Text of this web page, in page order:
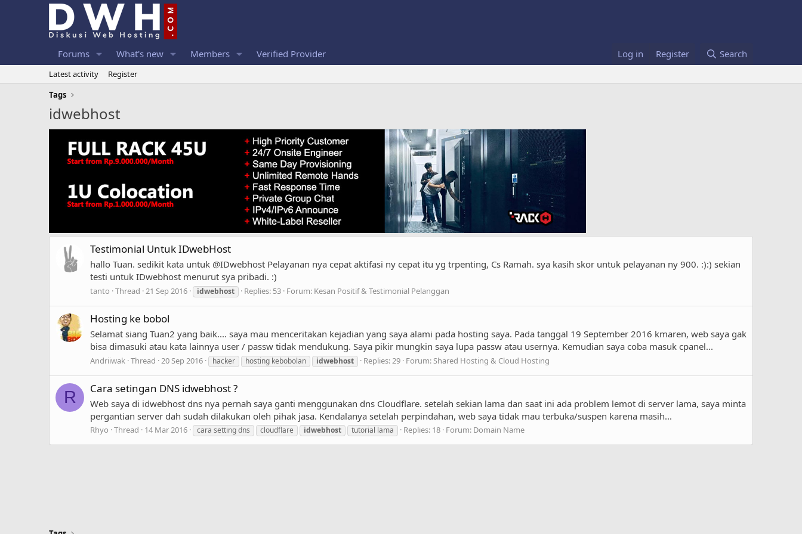
Forums What's new Members Verified Provider Log in Register Search
Latest activity
Register
Tags
idwebhost
Testimonial Untuk IDwebHost
hallo Tuan. sedikit kata untuk @IDwebhost Pelayanan nya cepat aktifasi ny cepat itu yg trpenting, Cs Ramah. sya kasih skor untuk pelayanan ny 900. :):) sekian
testi untuk IDwebhost menurut sya pribadi. :)
tanto Thread 21 Sep 2016 idwebhost Replies: 53 Forum: Kesan Positif & Testimonial Pelanggan
Hosting ke bobol
Selamat siang Tuan2 yang baik.... saya mau menceritakan kejadian yang saya alami pada hosting saya. Pada tanggal 19 September 2016 kmaren, web saya gak
bisa dimasuki atau kata lainnya user / passw tidak mendukung. Saya pikir mungkin saya lupa passw atau usernya. Kemudian saya coba masuk cpanel...
Andriiwak Thread 20 Sep 2016 hacker hosting kebobolan idwebhost Replies: 29 Forum:Shared Hosting & Cloud Hosting
R Cara setingan DNS idwebhost ?
Web saya di idwebhost dns nya pernah saya ganti menggunakan dns Cloudflare. setelah sekian lama dan saat ini ada problem lemot di server lama, saya minta
pergantian server dah sudah dilakukan oleh pihak jasa. Kendalanya setelah perpindahan, web saya tidak mau terbuka/suspen karena masih...
Rhyo Thread 14 Mar 2016 cara setting dns cloudflare idwebhost tutorial lama Replies: 18 Forum: Domain Name